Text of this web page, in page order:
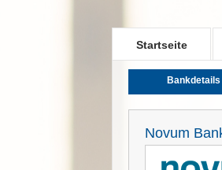
Startseite
Bankdetails
Novum